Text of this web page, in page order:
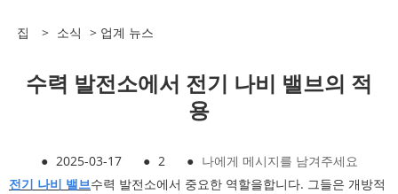
집 > 소식 > 업계 뉴스
수력 발전소에서 전기 나비 밸브의 적
용
● 2025-03-17 ● 2 ● 나에게 메시지를 남겨주세요
전기 나비 밸브수력 발전소에서 중요한 역할을합니다. 그들은 개방적